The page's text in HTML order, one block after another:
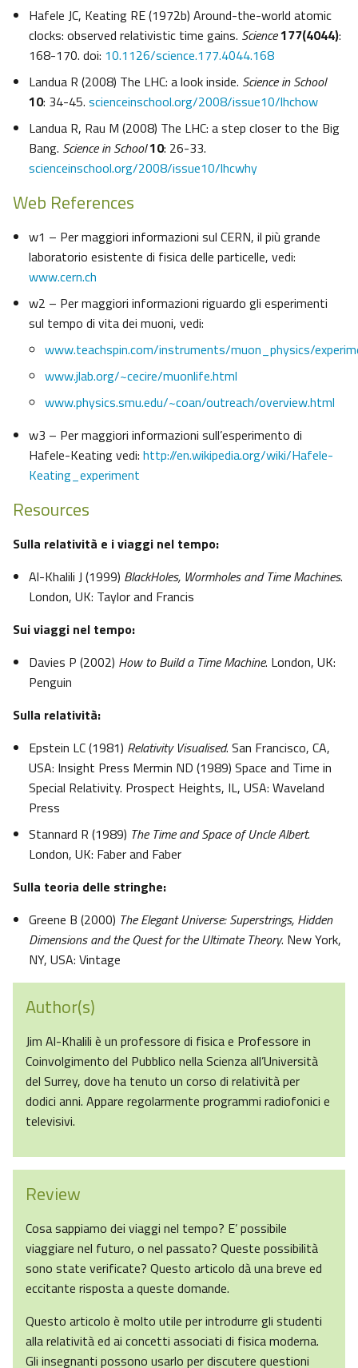
Hafele JC, Keating RE (1972b) Around-the-world atomic
clocks: observed relativistic time gains. Science177(4044):
168-170. doi: 10.1126/science.177.4044.168
Landua R (2008) The LHC: a look inside. Science in School
10: 34-45. scienceinschool.org/2008/issue10/lhchow
Landua R, Rau M (2008) The LHC: a step closer to the Big
Bang. Science in School10: 26-33.
scienceinschool.org/2008/issue10/lhcwhy
Web References
w1 – Per maggiori informazioni sul CERN, il più grande
laboratorio esistente di fisica delle particelle, vedi:
www.cern.ch
w2 – Per maggiori informazioni riguardo gli esperimenti
sul tempo di vita dei muoni, vedi:
www.teachspin.com/instruments/muon_physics/
www.jlab.org/~cecire/muonlife.html
www.physics.smu.edu/~coan/outreach/overview.html
w3 – Per maggiori informazioni sull’esperimento di
Hafele-Keating vedi: http://en.wikipedia.org/wiki/Hafele-
Keating_experiment
Resources
Sulla relatività e i viaggi nel tempo:
Al-Khalili J (1999) BlackHoles, Wormholes and Time Machines.
London, UK: Taylor and Francis
Sui viaggi nel tempo:
Davies P (2002) How to Build a Time Machine. London, UK:
Penguin
Sulla relatività:
Epstein LC (1981) Relativity Visualised. San Francisco, CA,
USA: Insight Press Mermin ND (1989) Space and Time in
Special Relativity. Prospect Heights, IL, USA: Waveland
Press
Stannard R (1989) The Time and Space of Uncle Albert.
London, UK: Faber and Faber
Sulla teoria delle stringhe:
Greene B (2000) The Elegant Universe: Superstrings, Hidden
Dimensions and the Quest for the Ultimate Theory. New York,
NY, USA: Vintage
Author(s)
Jim Al-Khalili è un professore di fisica e Professore in
Coinvolgimento del Pubblico nella Scienza all’Università
del Surrey, dove ha tenuto un corso di relatività per
dodici anni. Appare regolarmente programmi radiofonici e
televisivi.
Review
Cosa sappiamo dei viaggi nel tempo? E’ possibile
viaggiare nel futuro, o nel passato? Queste possibilità
sono state verificate? Questo articolo dà una breve ed
eccitante risposta a queste domande.
Questo articolo è molto utile per introdurre gli studenti
alla relatività ed ai concetti associati di fisica moderna.
Gli insegnanti possono usarlo per discutere questioni